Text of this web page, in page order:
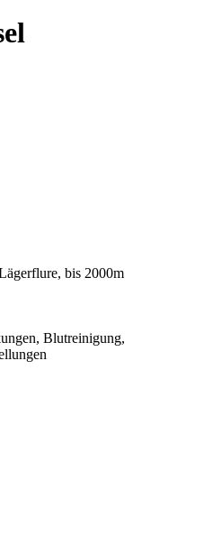
bis 2000m
Blutreinigung,